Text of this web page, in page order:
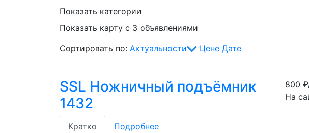
Показать категории
Показать карту с 3 объявлениями
Сортировать по: Актуальности Цене Дате
SSL Ножничный подъёмник
1432
800
На
Кратко
Подробнее